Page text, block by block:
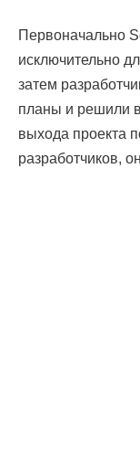
Первоначально
исключительно
затем
планы и решили
выхода проекта
разработчиков,